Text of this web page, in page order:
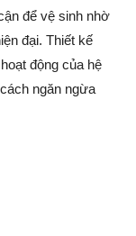
để vệ sinh nhờ
đại. Thiết kế
động của hệ
ngăn ngừa